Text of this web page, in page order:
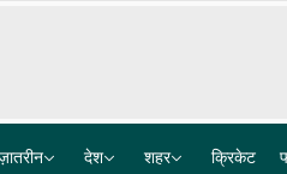
देश शहर क्रिकेट